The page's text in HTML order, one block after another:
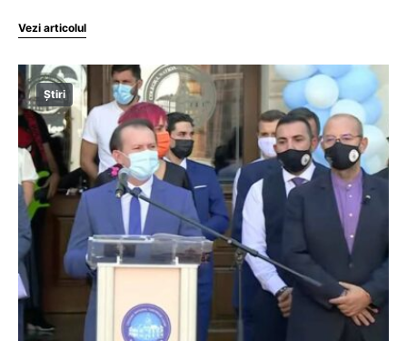
Vezi articolul
Știri